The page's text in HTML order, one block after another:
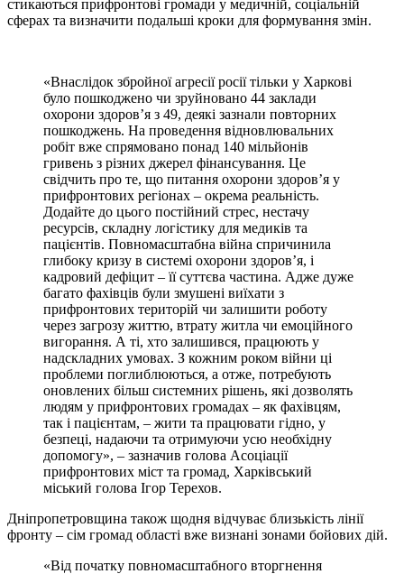
стикаються прифронтові громади у медичній, соціальній
сферах та визначити подальші кроки для формування змін.
«Внаслідок збройної агресії росії тільки у Харкові
було пошкоджено чи зруйновано 44 заклади
охорони здоров’я з 49, деякі зазнали повторних
пошкоджень. На проведення відновлювальних
робіт вже спрямовано понад 140 мільйонів
гривень з різних джерел фінансування. Це
свідчить про те, що питання охорони здоров’я у
прифронтових регіонах – окрема реальність.
Додайте до цього постійний стрес, нестачу
ресурсів, складну логістику для медиків та
пацієнтів. Повномасштабна війна спричинила
глибоку кризу в системі охорони здоров’я, і
кадровий дефіцит – її суттєва частина. Адже дуже
багато фахівців були змушені виїхати з
прифронтових територій чи залишити роботу
через загрозу життю, втрату житла чи емоційного
вигорання. А ті, хто залишився, працюють у
надскладних умовах. З кожним роком війни ці
проблеми поглиблюються, а отже, потребують
оновлених більш системних рішень, які дозволять
людям у прифронтових громадах – як фахівцям,
так і пацієнтам, – жити та працювати гідно, у
безпеці, надаючи та отримуючи усю необхідну
допомогу», – зазначив голова Асоціації
прифронтових міст та громад, Харківський
міський голова Ігор Терехов.
Дніпропетровщина також щодня відчуває близькість лінії
фронту – сім громад області вже визнані зонами бойових дій.
«Від початку повномасштабного вторгнення